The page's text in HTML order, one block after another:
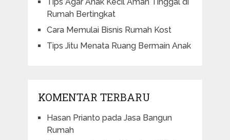
Rumah Bertingkat
Cara Memulai Bisnis Rumah Kost
Tips Jitu Menata Ruang Bermain Anak
KOMENTAR TERBARU
Hasan Prianto pada Jasa Bangun
Rumah